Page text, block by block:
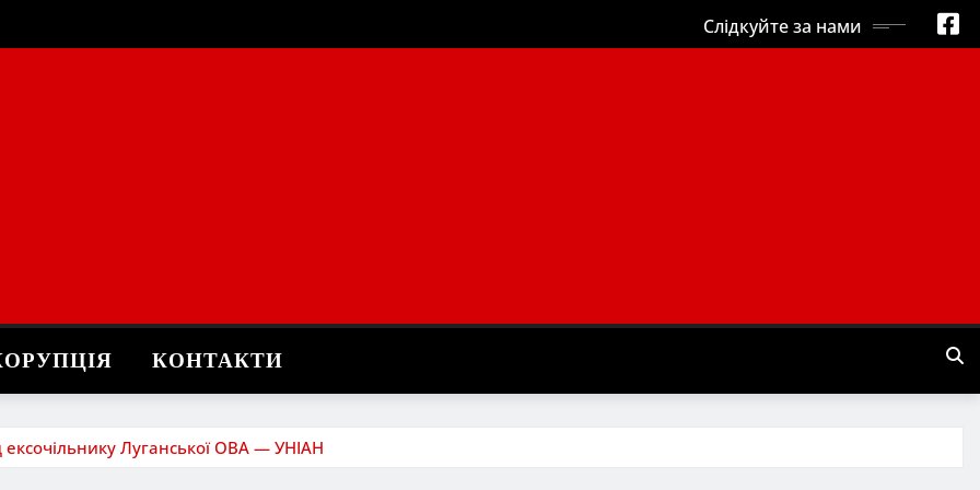
Слідкуйте за нами
КОНТАКТИ
ексочільнику Луганської ОВА — УНІАН